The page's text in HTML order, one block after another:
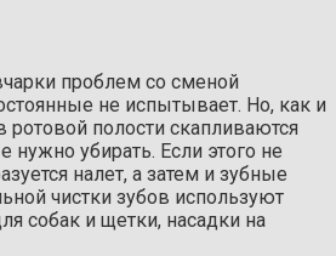
проблем со сменой
не испытывает. Но, как и
ротовой полости скапливаются
нужно убирать. Если этого не
налет, а затем и зубные
чистки зубов используют
собак и щетки, насадки на